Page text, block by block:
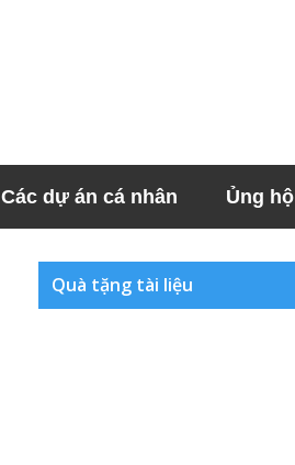
Các dự án cá nhân Ủng hộ
Quà tặng tài liệu